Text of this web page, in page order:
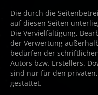
Die durch die
auf diesen Seiten
Die Vervielfältigung,
der Verwertung
bedürfen der
Autors bzw. Erstellers.
sind nur für den
gestattet.